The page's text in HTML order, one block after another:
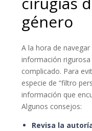
género
A la hora de
información
complicado. Para
especie de “filtro
información que
Algunos consejos:
Revisa la